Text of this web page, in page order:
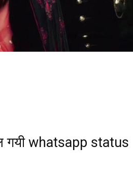
गयी whatsapp status